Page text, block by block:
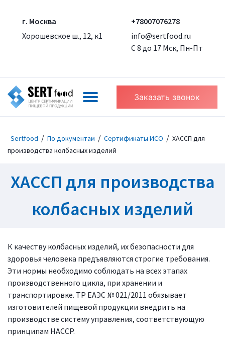
г. Москва
Хорошевское ш., 12, к1
+78007076278
info@sertfood.ru
С 8 до 17 Мск, Пн-Пт
Заказать звонок
Sertfood / По документам / Сертификаты ИСО / ХАССП для
производства колбасных изделий
ХАССП для производства
колбасных изделий
К качеству колбасных изделий, их безопасности для
здоровья человека предъявляются строгие требования.
Эти нормы необходимо соблюдать на всех этапах
производственного цикла, при хранении и
транспортировке. ТР ЕАЭС № 021/2011 обязывает
изготовителей пищевой продукции внедрить на
производстве систему управления, соответствующую
принципам HACCP.